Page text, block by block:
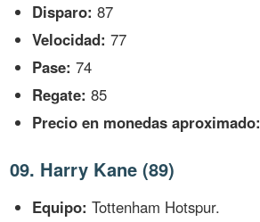
Disparo: 87
Velocidad: 77
Pase: 74
Regate: 85
Precio en monedas aproximado:
09. Harry Kane (89)
Equipo: Tottenham Hotspur.